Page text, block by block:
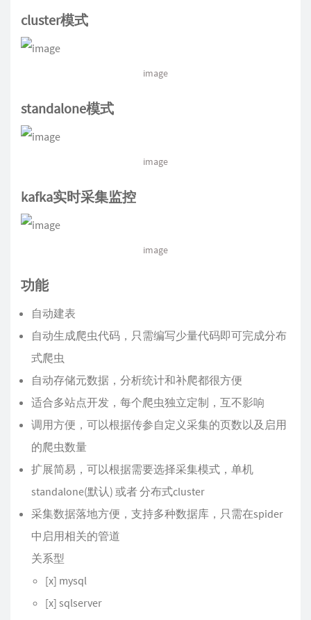
cluster模式
image
standalone模式
image
kafka实时采集监控
image
功能
自动建表
自动生成爬虫代码，只需编写少量代码即可完成分布
式爬虫
自动存储元数据，分析统计和补爬都很方便
适合多站点开发，每个爬虫独立定制，互不影响
调用方便，可以根据传参自定义采集的页数以及启用
的爬虫数量
扩展简易，可以根据需要选择采集模式，单机
standalone(默认) 或者 分布式cluster
采集数据落地方便，支持多种数据库，只需在spider
中启用相关的管道
关系型
[x] mysql
[x] sqlserver